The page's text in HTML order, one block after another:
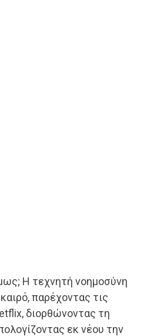
Η τεχνητή νοημοσύνη
παρέχοντας τις
διορθώνοντας τη
εκ νέου την